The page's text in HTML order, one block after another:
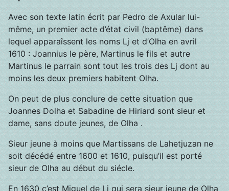
Avec son texte latin écrit par Pedro de Axular lui-
même, un premier acte d’état civil (baptême) dans
lequel apparaîssent les noms Lj et d’Olha en avril
1610 : Joannius le père, Martinus le fils et autre
Martinus le parrain sont tout les trois des Lj dont au
moins les deux premiers habitent Olha.
On peut de plus conclure de cette situation que
Joannes Dolha et Sabadine de Hiriard sont sieur et
dame, sans doute jeunes, de Olha .
Sieur jeune à moins que Martissans de Lahetjuzan ne
soit décédé entre 1600 et 1610, puisqu’il est porté
sieur de Olha au début du siécle.
En 1630 c’est Miguel de Lj qui sera sieur jeune de Olha